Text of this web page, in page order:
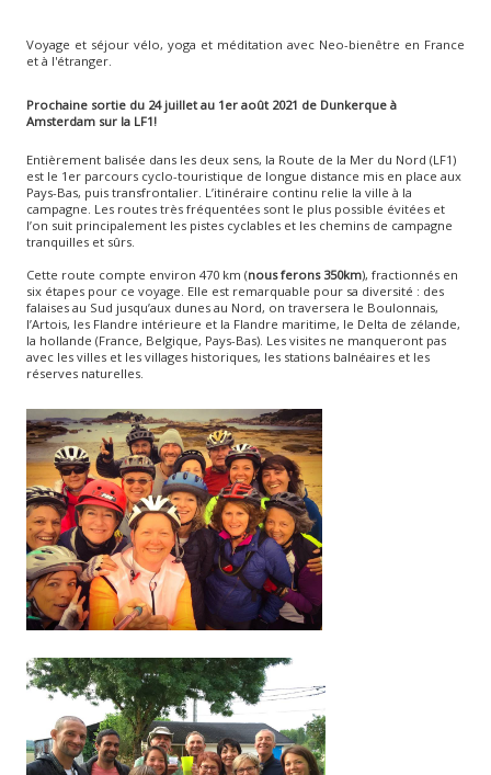
Voyage et séjour vélo, yoga et méditation avec Neo-bienêtre en France
et à l'étranger.
Prochaine sortie du 24 juillet au 1er août 2021 de Dunkerque à
Amsterdam sur la LF1!
Entièrement balisée dans les deux sens, la Route de la Mer du Nord (LF1)
est le 1er parcours cyclo-touristique de longue distance mis en place aux
Pays-Bas, puis transfrontalier. L’itinéraire continu relie la ville à la
campagne. Les routes très fréquentées sont le plus possible évitées et
l’on suit principalement les pistes cyclables et les chemins de campagne
tranquilles et sûrs.
Cette route compte environ 470 km (nous ferons 350km), fractionnés en
six étapes pour ce voyage. Elle est remarquable pour sa diversité : des
falaises au Sud jusqu’aux dunes au Nord, on traversera le Boulonnais,
l’Artois, les Flandre intérieure et la Flandre maritime, le Delta de zélande,
la hollande (France, Belgique, Pays-Bas). Les visites ne manqueront pas
avec les villes et les villages historiques, les stations balnéaires et les
réserves naturelles.